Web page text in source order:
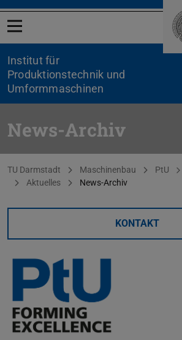
Menü öffnen
Institut für
Produktionstechnik und
Umformmaschinen
News-Archiv
Sie befinden sich hier:
TU Darmstadt Maschinenbau PtU
Aktuelles
News-Archiv
KONTAKT